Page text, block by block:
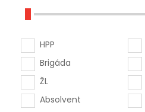
HPP
Brigáda
ŽL
Absolvent